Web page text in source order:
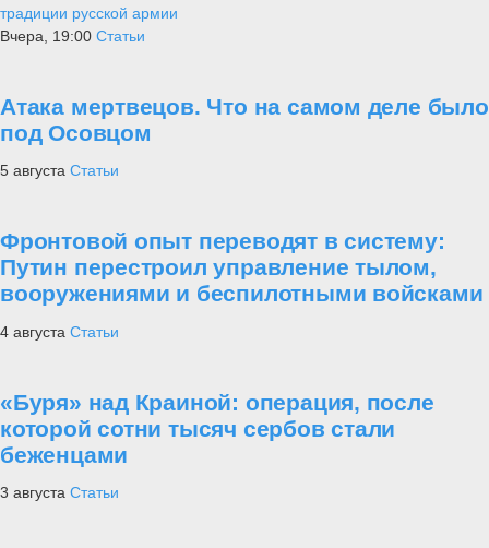
традиции русской армии
Вчера, 19:00 Статьи
Атака мертвецов. Что на самом деле было
под Осовцом
5 августа Статьи
Фронтовой опыт переводят в систему:
Путин перестроил управление тылом,
вооружениями и беспилотными войсками
4 августа Статьи
«Буря» над Краиной: операция, после
которой сотни тысяч сербов стали
беженцами
3 августа Статьи